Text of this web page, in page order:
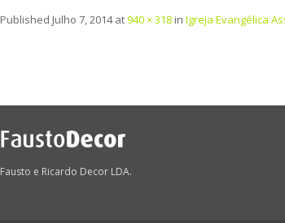
Published Julho 7, 2014at940 × 318 in Igreja Evangélica
Fausto e Ricardo Decor LDA.